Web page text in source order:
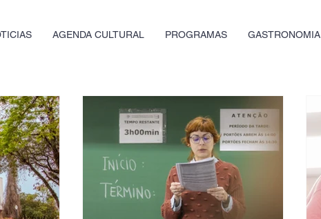
AGENDA CULTURAL PROGRAMAS GASTRONOMIA